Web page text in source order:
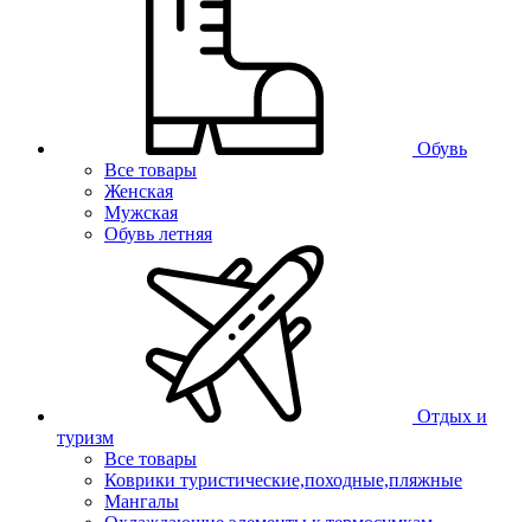
Обувь
Все товары
Женская
Мужская
Обувь летняя
Отдых и
туризм
Все товары
Коврики туристические,походные,пляжные
Мангалы